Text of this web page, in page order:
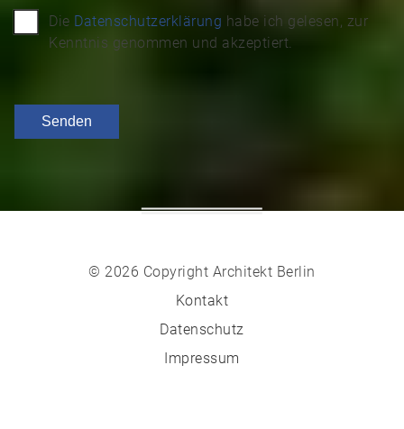
Die Datenschutzerklärung habe ich gelesen, zur
Kenntnis genommen und akzeptiert.
© 2026 Copyright Architekt Berlin
Kontakt
Datenschutz
Impressum